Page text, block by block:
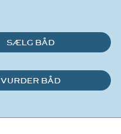
SÆLG BÅD
VURDER BÅD